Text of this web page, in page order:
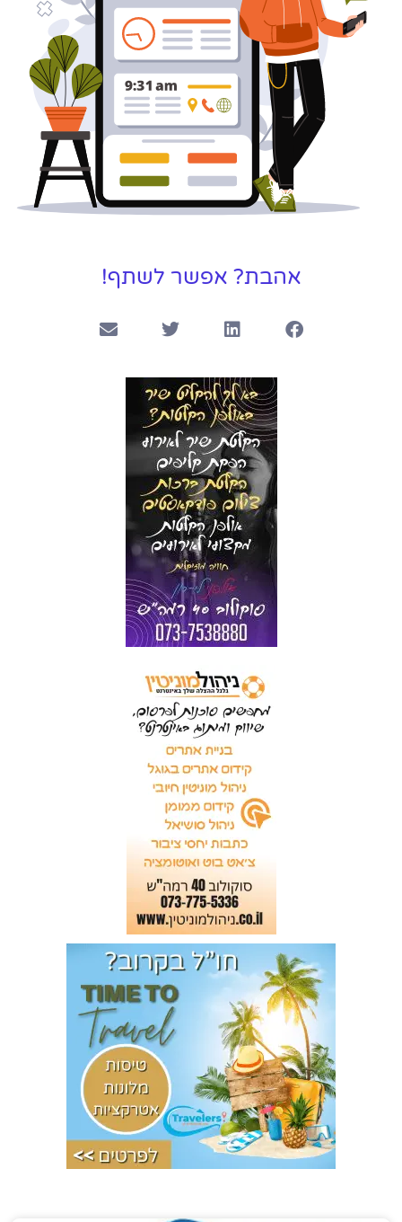
אהבת? אפשר לשתף!